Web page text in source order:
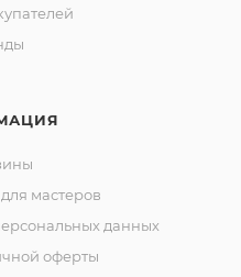
мастеров
данных
оферты